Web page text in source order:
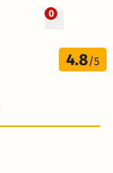
0
2 Tage
76 €
+ 98 Fotos
4.8/5